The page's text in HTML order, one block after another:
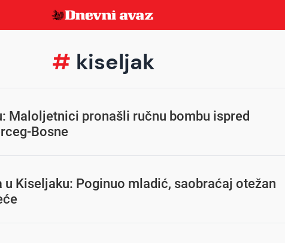
# kiseljak
Maloljetnici pronašli ručnu bombu ispred
Bosne
u Kiseljaku: Poginuo mladić, saobraćaj otežan